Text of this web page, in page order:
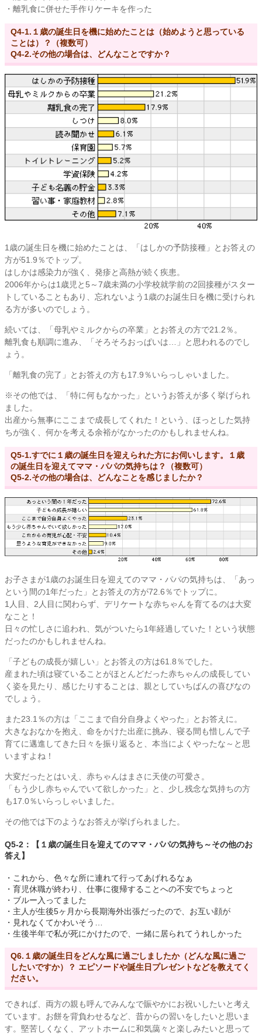
・離乳食に併せた手作りケーキを作った
Q4-1.１歳の誕生日を機に始めたことは（始めようと思っている
ことは）？（複数可）
Q4-2.その他の場合は、どんなことですか？
1歳の誕生日を機に始めたことは、「はしかの予防接種」とお答えの
方が51.9％でトップ。
はしかは感染力が強く、発疹と高熱が続く疾患。
2006年からは1歳児と5～7歳未満の小学校就学前の2回接種がスター
トしていることもあり、忘れないよう1歳のお誕生日を機に受けられ
る方が多いのでしょう。
続いては、「母乳やミルクからの卒業」とお答えの方で21.2％。
離乳食も順調に進み、「そろそろおっぱいは…」と思われるのでし
ょう。
「離乳食の完了」とお答えの方も17.9％いらっしゃいました。
※その他では、「特に何もなかった」というお答えが多く挙げられ
ました。
出産から無事にここまで成長してくれた！という、ほっとした気持
ちが強く、何かを考える余裕がなかったのかもしれませんね。
Q5-1.すでに１歳の誕生日を迎えられた方にお伺いします。１歳
の誕生日を迎えてママ・パパの気持ちは？（複数可）
Q5-2.その他の場合は、どんなことを感じましたか？
お子さまが1歳のお誕生日を迎えてのママ・パパの気持ちは、「あっ
という間の1年だった」とお答えの方が72.6％でトップに。
1人目、2人目に関わらず、デリケートな赤ちゃんを育てるのは大変
なこと！
日々の忙しさに追われ、気がついたら1年経過していた！という状態
だったのかもしれませんね。
「子どもの成長が嬉しい」とお答えの方は61.8％でした。
産まれた頃は寝ていることがほとんどだった赤ちゃんの成長してい
く姿を見たり、感じたりすることは、親としていちばんの喜びなの
でしょう。
また23.1％の方は「ここまで自分自身よくやった」とお答えに。
大きなおなかを抱え、命をかけた出産に挑み、寝る間も惜しんで子
育てに邁進してきた日々を振り返ると、本当によくやったな～と思
いますよね！
大変だったとはいえ、赤ちゃんはまさに天使の可愛さ。
「もう少し赤ちゃんでいて欲しかった」と、少し残念な気持ちの方
も17.0％いらっしゃいました。
その他では下のようなお答えが挙げられました。
Q5-2：【１歳の誕生日を迎えてのママ・パパの気持ち～その他のお
答え】
・これから、色々な所に連れて行ってあげれるなぁ
・育児休職が終わり、仕事に復帰することへの不安でちょっと
・ブルー入ってました
・主人が生後5ヶ月から長期海外出張だったので、お互い顔が
・見れなくてかわいそう…
・生後半年で私が死にかけたので、一緒に居られてうれしかった
Q6.１歳の誕生日をどんな風に過ごしましたか（どんな風に過ご
したいですか）？ エピソードや誕生日プレゼントなどを教えてく
ださい。
できれば、両方の親も呼んでみんなで賑やかにお祝いしたいと考え
ています。お餅を背負わせるなど、昔からの習いをしたいと思いま
す。堅苦しくなく、アットホームに和気藹々と楽しみたいと思って